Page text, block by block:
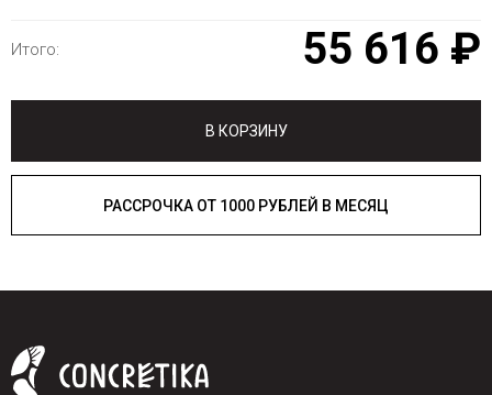
Итого: 55 616 ₽
В КОРЗИНУ
РАССРОЧКА ОТ 1000 РУБЛЕЙ В МЕСЯЦ